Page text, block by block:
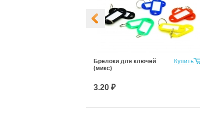
Купить
Брелоки для ключей
(микс)
3.20 ₽